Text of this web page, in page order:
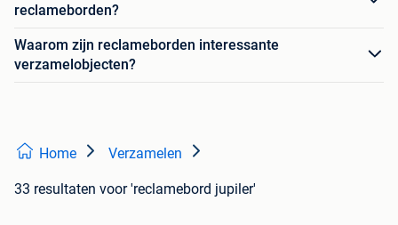
reclameborden?
Waarom zijn reclameborden interessante
verzamelobjecten?
Home Verzamelen
33 resultaten voor 'reclamebord jupiler'